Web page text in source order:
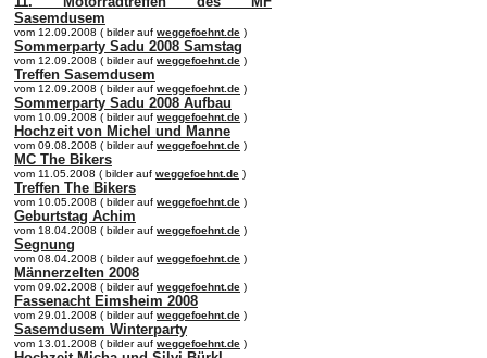
Sasemdusem
vom 12.09.2008 ( bilder auf weggefoehnt.de )
Sommerparty Sadu 2008 Samstag
vom 12.09.2008 ( bilder auf weggefoehnt.de )
Treffen Sasemdusem
vom 12.09.2008 ( bilder auf weggefoehnt.de )
Sommerparty Sadu 2008 Aufbau
vom 10.09.2008 ( bilder auf weggefoehnt.de )
Hochzeit von Michel und Manne
vom 09.08.2008 ( bilder auf weggefoehnt.de )
MC The Bikers
vom 11.05.2008 ( bilder auf weggefoehnt.de )
Treffen The Bikers
vom 10.05.2008 ( bilder auf weggefoehnt.de )
Geburtstag Achim
vom 18.04.2008 ( bilder auf weggefoehnt.de )
Segnung
vom 08.04.2008 ( bilder auf weggefoehnt.de )
Männerzelten 2008
vom 09.02.2008 ( bilder auf weggefoehnt.de )
Fassenacht Eimsheim 2008
vom 29.01.2008 ( bilder auf weggefoehnt.de )
Sasemdusem Winterparty
vom 13.01.2008 ( bilder auf weggefoehnt.de )